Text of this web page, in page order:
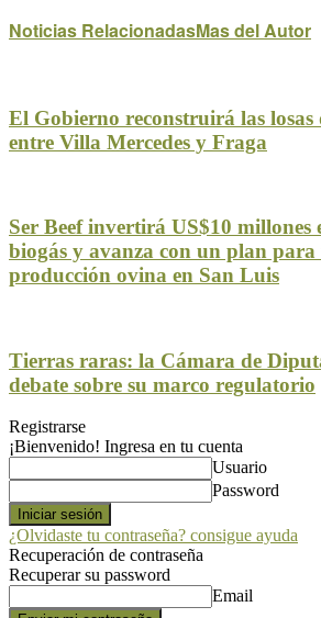
Noticias RelacionadasMas del Autor
El Gobierno reconstruirá las losas
entre Villa Mercedes y Fraga
Ser Beef invertirá US$10 millones
biogás y avanza con un plan
producción ovina en San Luis
Tierras raras: la Cámara de
debate sobre su marco regulatorio
Registrarse
¡Bienvenido! Ingresa en tu cuenta
Usuario
Password
¿Olvidaste tu contraseña? consigue ayuda
Recuperación de contraseña
Recuperar su password
Email